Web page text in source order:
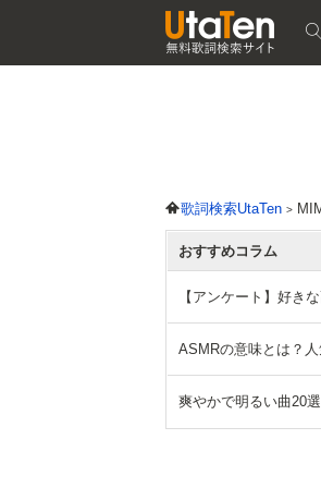
歌詞検索UtaTen
おすすめコラム
【アンケート】好き
ASMRの意味とは？
爽やかで明るい曲20